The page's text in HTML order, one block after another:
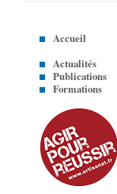
Accueil
Actualités
Publications
Formations